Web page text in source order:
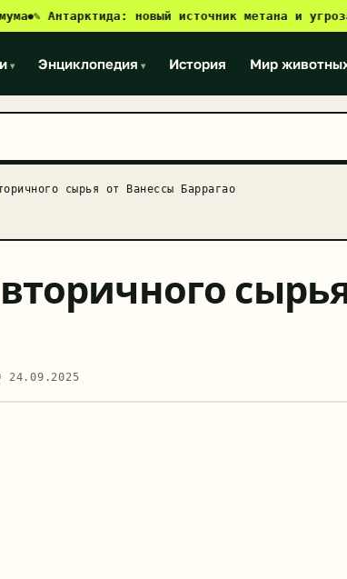
Антарктида: новый источник метана и угроза
▾ Энциклопедия ▾ История Мир
сырья от Ванессы Баррагао
24.09.2025